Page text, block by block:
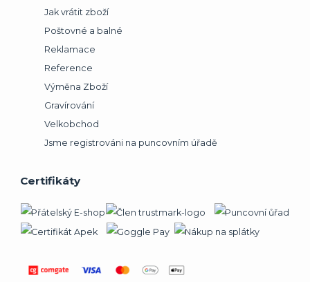
Jak vrátit zboží
Poštovné a balné
Reklamace
Reference
Výměna Zboží
Gravírování
Velkobchod
Jsme registrováni na puncovním úřadě
Certifikáty